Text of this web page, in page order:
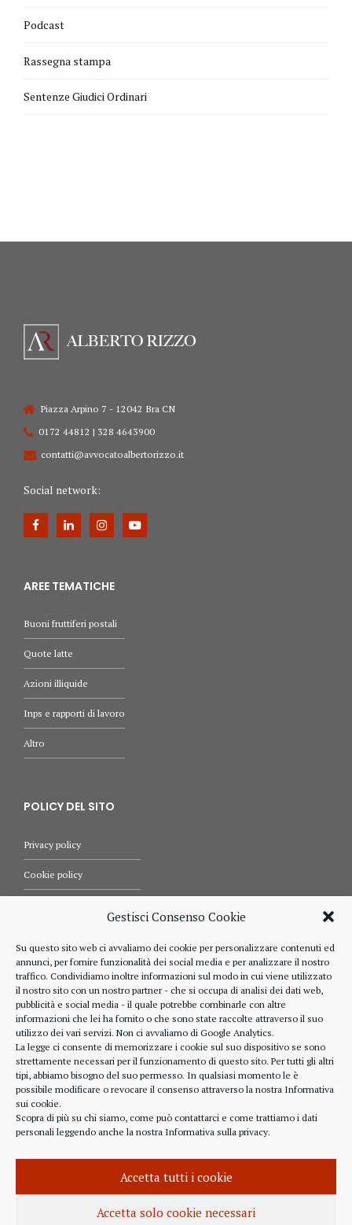
Gestisci Consenso Cookie
Su questo sito web ci avvaliamo dei cookie per personalizzare contenuti ed
annunci, per fornire funzionalità dei social media e per analizzare il nostro
traffico. Condividiamo inoltre informazioni sul modo in cui viene utilizzato
il nostro sito con un nostro partner - che si occupa di analisi dei dati web,
pubblicità e social media - il quale potrebbe combinarle con altre
informazioni che lei ha fornito o che sono state raccolte attraverso il suo
utilizzo dei vari servizi. Non ci avvaliamo di Google Analytics.
La legge ci consente di memorizzare i cookie sul suo dispositivo se sono
strettamente necessari per il funzionamento di questo sito. Per tutti gli altri
tipi, abbiamo bisogno del suo permesso. In qualsiasi momento le è
possibile modificare o revocare il consenso attraverso la nostra Informativa
sui cookie.
Scopra di più su chi siamo, come può contattarci e come trattiamo i dati
personali leggendo anche la nostra Informativa sulla privacy.
Accetta tutti i cookie
Accetta solo cookie necessari
Podcast
Rassegna stampa
Sentenze Giudici Ordinari
Piazza Arpino 7 - 12042 Bra CN
0172 44812 | 328 4643900
contatti@avvocatoalbertorizzo.it
Social network:
AREE TEMATICHE
Buoni fruttiferi postali
Quote latte
Azioni illiquide
Inps e rapporti di lavoro
Altro
POLICY DEL SITO
Privacy policy
Cookie policy
Comunicazioni
RIFERIMENTI
328 4643900
RZZ LRT 72M24 B111O